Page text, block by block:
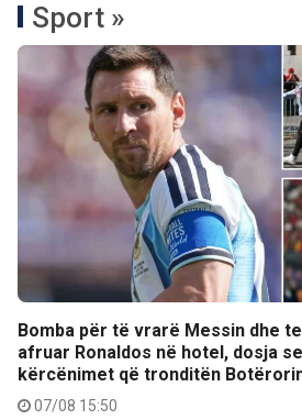
Sport »
Bomba për të vrarë Messin dhe
afruar Ronaldos në hotel, dosja
kërcënimet që tronditën
07/08 15:50